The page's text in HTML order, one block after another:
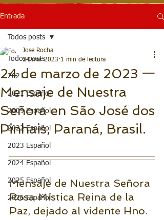
Entrada
Todos posts
2021
2021 Español
2009 Español
2022 Español
2023 Español
2024 Español
2025 Español
2026 Español
Todos posts
24 de marzo de 2023 一
Mensaje de Nuestra
Señora en São José dos
Pinhais, Paraná, Brasil.
Jose Rocha
24 mar 2023 1 min de lectura
Mensaje de Nuestra Señora
Rosa Mística Reina de la
Paz, dejado al vidente Hno.